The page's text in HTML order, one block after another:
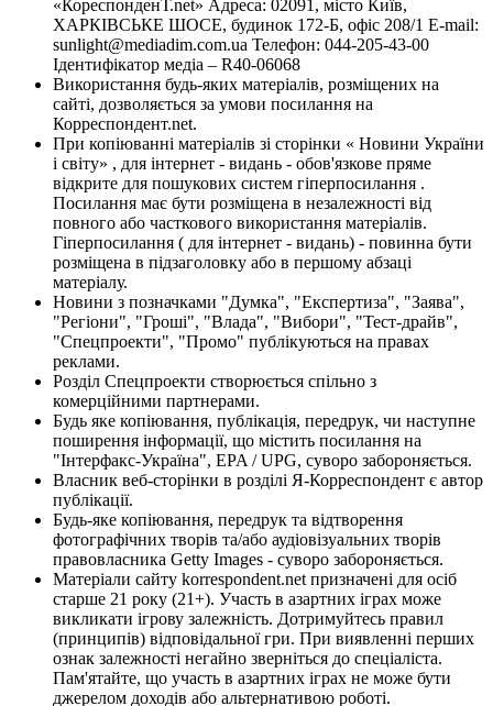
«КореспонденТ.net» Адреса: 02091, місто Київ,
ХАРКІВСЬКЕ ШОСЕ, будинок 172-Б, офіс 208/1 E-mail:
sunlight@mediadim.com.ua Телефон: 044-205-43-00
Ідентифікатор медіа – R40-06068
Використання будь-яких матеріалів, розміщених на
сайті, дозволяється за умови посилання на
Корреспондент.net.
При копіюванні матеріалів зі сторінки « Новини України
і світу» , для інтернет - видань - обов'язкове пряме
відкрите для пошукових систем гіперпосилання .
Посилання має бути розміщена в незалежності від
повного або часткового використання матеріалів.
Гіперпосилання ( для інтернет - видань) - повинна бути
розміщена в підзаголовку або в першому абзаці
матеріалу.
Новини з позначками "Думка", "Експертиза", "Заява",
"Регіони", "Гроші", "Влада", "Вибори", "Тест-драйв",
"Спецпроекти", "Промо" публікуються на правах
реклами.
Розділ Спецпроекти створюється спільно з
комерційними партнерами.
Будь яке копіювання, публікація, передрук, чи наступне
поширення інформації, що містить посилання на
"Інтерфакс-Україна", EPA / UPG, суворо забороняється.
Власник веб-сторінки в розділі Я-Корреспондент є автор
публікації.
Будь-яке копіювання, передрук та відтворення
фотографічних творів та/або аудіовізуальних творів
правовласника Getty Images - суворо забороняється.
Матеріали сайту korrespondent.net призначені для осіб
старше 21 року (21+). Участь в азартних іграх може
викликати ігрову залежність. Дотримуйтесь правил
(принципів) відповідальної гри. При виявленні перших
ознак залежності негайно зверніться до спеціаліста.
Пам'ятайте, що участь в азартних іграх не може бути
джерелом доходів або альтернативою роботі.